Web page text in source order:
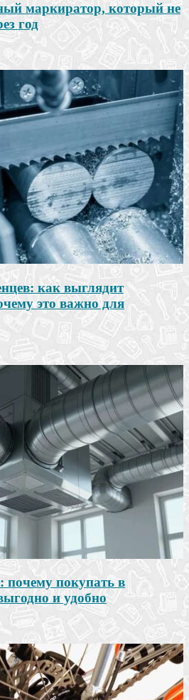
маркиратор, который не
год
как выглядит
это важно для
почему покупать в
и удобно